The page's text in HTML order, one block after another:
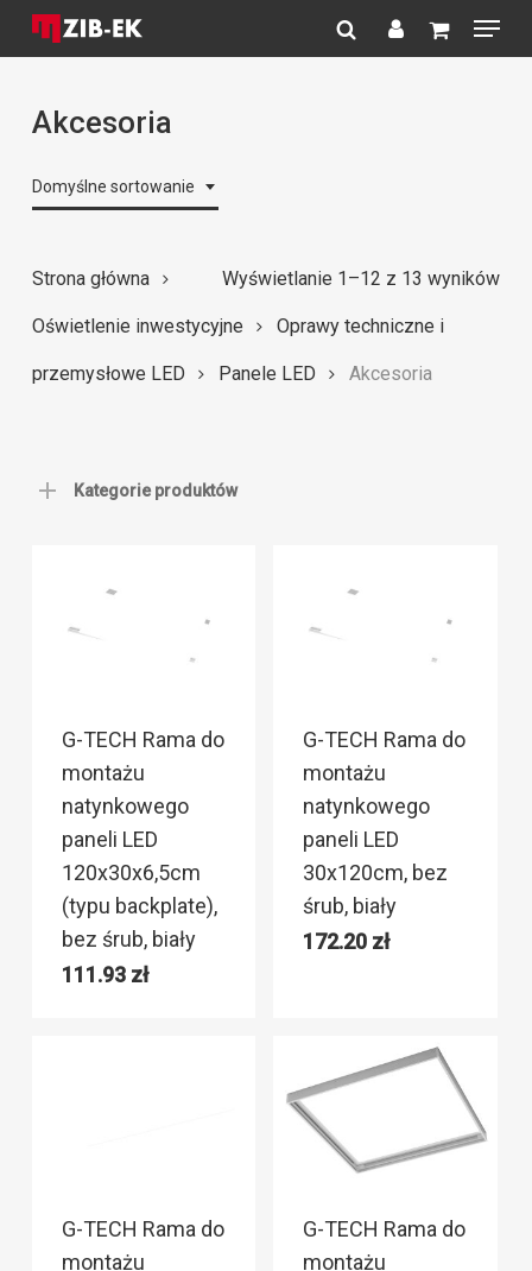
Skip
content
searchaccount
Menu
Akcesoria
Domyślne sortowanie
Wyświetlanie 1–12 z 13 wyników
Strona główna
Oświetlenie inwestycyjne Oprawy techniczne i
przemysłowe LED Panele LED Akcesoria
Kategorie produktów
G-TECH Rama do
montażu
natynkowego
paneli LED
120x30x6,5cm
(typu backplate),
bez śrub, biały
111.93 zł
G-TECH Rama do
montażu
natynkowego
paneli LED
30x120cm, bez
śrub, biały
172.20 zł
G-TECH Rama do
montażu
G-TECH Rama do
montażu